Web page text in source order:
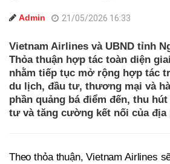
Admin 21/05/2026 16:33
Vietnam Airlines và UBND tỉnh
Thỏa thuận hợp tác toàn diện
nhằm tiếp tục mở rộng hợp tác
du lịch, đầu tư, thương mại và
phần quảng bá điểm đến, thu
tư và tăng cường kết nối của địa
Theo thỏa thuận, Vietnam Airlines